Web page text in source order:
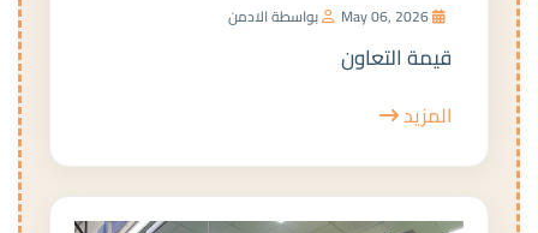
بواسطة الادمن
قيمة التعاون
المزيد